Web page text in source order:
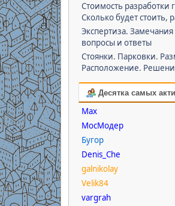
Стоимость разработки
Сколько будет стоить,
Экспертиза. Замечания
вопросы и ответы
Стоянки. Парковки.
Расположение.
Десятка самых
Max
МосМодер
Бугор
Denis_Che
galnikolay
Velik84
vargrah